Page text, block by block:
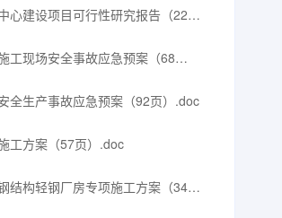
心建设项目可行性研究报告（22
工现场安全事故应急预案（68
全生产事故应急预案（92页）.doc
工方案（57页）.doc
结构轻钢厂房专项施工方案（34